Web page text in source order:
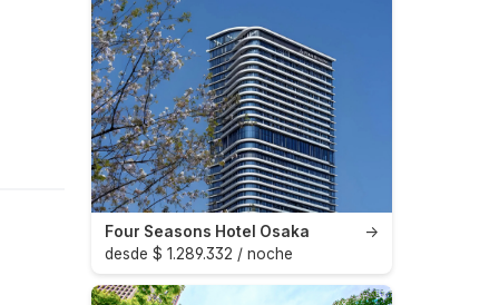
→
Four Seasons Hotel Osaka
desde $ 1.289.332 / noche